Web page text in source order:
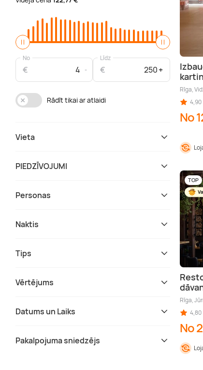
No
€
Līdz
€
Rādīt tikai ar atlaidi
Vieta
PIEDZĪVOJUMI
Personas
Naktis
Tips
Vērtējums
Datums un Laiks
Pakalpojuma sniedzējs
Rīga,
4,90
No
TOP
Rīga,
4,80
No